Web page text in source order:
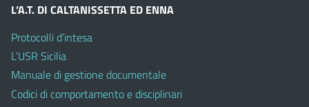
L’A.T. DI CALTANISSETTA ED ENNA
Protocolli d’intesa
L’USR Sicilia
Manuale di gestione documentale
Codici di comportamento e disciplinari